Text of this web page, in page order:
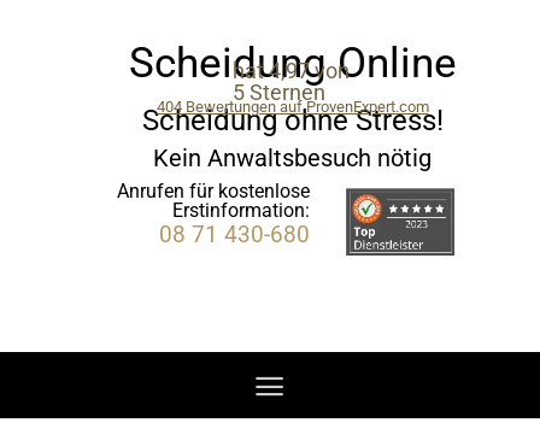
Scheidung Online
Scheidung ohne Stress!
Kein Anwaltsbesuch nötig
Anrufen für kostenlose
Erstinformation:
08 71 430-680
SEGL Rechtsanwälte
hat4,97von
5Sternen
404Bewertungen auf ProvenExpert.com